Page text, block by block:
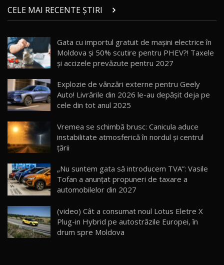
chinez care face lumea să se întoarcă după el
/ AutoBlog.MD
17:27
15 14:37
16
AutoBlogMD
13:10
17
30:08
Noul Geely EX5 EM-i care a cucerit Moldova
AutoBlog.MD
23:36
20
Noul ZEEKR 7X / Test Drive AutoBlog.MD
29:08
CELE MAI RECENTE ȘTIRI
Gata cu importul gratuit de mașini electrice în
Moldova și 50% scutire pentru PHEV?! Taxele
și accizele prevăzute pentru 2027
Explozie de vânzări externe pentru Geely
Auto! Livrările din 2026 le-au depășit deja pe
cele din tot anul 2025
Vremea se schimbă brusc: Canicula aduce
instabilitate atmosferică în nordul și centrul
țării
„Nu suntem gata să introducem TVA”: Vasile
Tofan a anunțat propuneri de taxare a
automobilelor din 2027
(video) Cât a consumat noul Lotus Eletre X
Plug-in Hybrid pe autostrăzile Europei, în
drum spre Moldova